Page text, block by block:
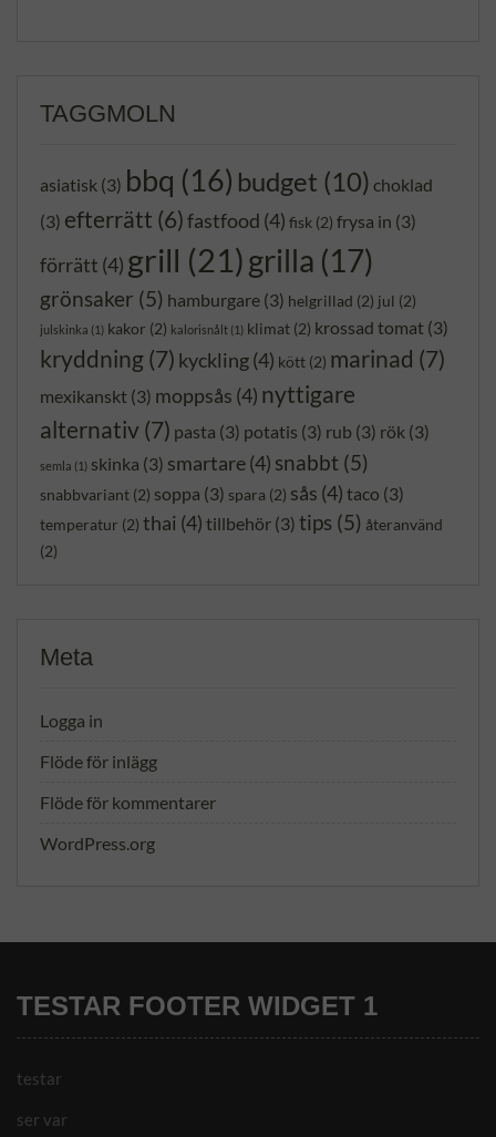
TAGGMOLN
asiatisk (3) bbq (16) budget (10) choklad
(3) efterrätt (6)fastfood (4) fisk (2) frysa in (3)
förrätt (4) grill (21)grilla (17)
grönsaker (5) hamburgare (3) helgrillad (2) jul (2)
julskinka (1) kakor (2) kalorisnålt (1) klimat (2) krossad tomat (3)
kryddning(7) kyckling(4) kött (2) marinad (7)
mexikanskt (3) moppsås (4) nyttigare
alternativ(7) pasta (3) potatis (3) rub (3) rök (3)
semla (1) skinka (3) smartare(4) snabbt (5)
snabbvariant (2) soppa (3) spara (2) sås (4) taco (3)
temperatur (2) thai (4) tillbehör (3) tips (5) återanvänd
(2)
Meta
Logga in
Flöde för inlägg
Flöde för kommentarer
WordPress.org
TESTAR FOOTER WIDGET 1
testar
ser var